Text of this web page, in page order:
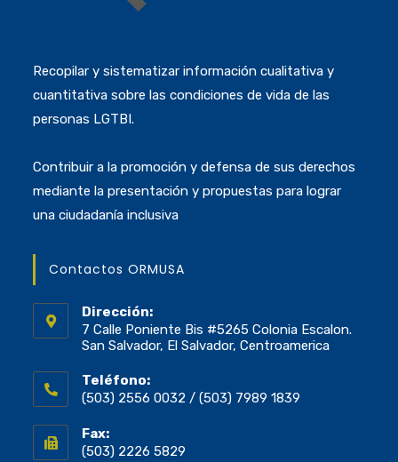
Recopilar y sistematizar información cualitativa y
cuantitativa sobre las condiciones de vida de las
personas LGTBI.
Contribuir a la promoción y defensa de sus derechos
mediante la presentación y propuestas para lograr
una ciudadanía inclusiva
Contactos ORMUSA
Dirección:
7 Calle Poniente Bis #5265 Colonia Escalon.
San Salvador, El Salvador, Centroamerica
Teléfono:
(503) 2556 0032 / (503) 7989 1839
Fax:
(503) 2226 5829